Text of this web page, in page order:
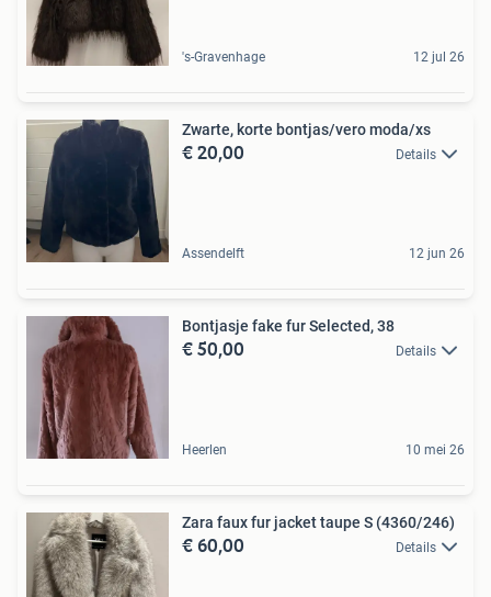
's-Gravenhage 12 jul 26
Zwarte, korte bontjas/vero moda/xs
€ 20,00 Details
Assendelft 12 jun 26
Bontjasje fake fur Selected, 38
€ 50,00 Details
Heerlen 10 mei 26
Zara faux fur jacket taupe S (4360/246)
€ 60,00 Details